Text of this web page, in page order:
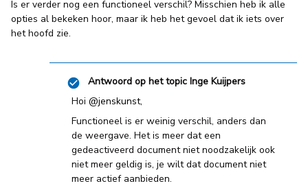
Is er verder nog een functioneel verschil? Misschien heb ik alle
opties al bekeken hoor, maar ik heb het gevoel dat ik iets over
het hoofd zie.
Antwoord op het topic Inge Kuijpers
Hoi ​ @jenskunst,
Functioneel is er weinig verschil, anders dan
de weergave. Het is meer dat een
gedeactiveerd document niet noodzakelijk ook
niet meer geldig is, je wilt dat document niet
meer actief aanbieden.